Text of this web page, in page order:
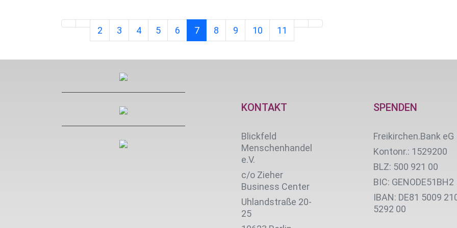
2 3 4 5 6 7 8 9 10 11
KONTAKT
Blickfeld
Menschenhandel
e.V.
c/o Zieher
Business Center
Uhlandstraße 20-
25
SPENDEN
Freikirchen.Bank eG
Kontonr.: 1529200
BLZ: 500 921 00
BIC: GENODE51BH2
IBAN: DE81 5009
5292 00